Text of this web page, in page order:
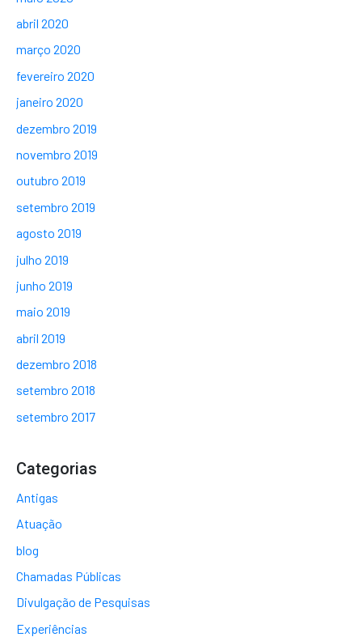
abril 2020
março 2020
fevereiro 2020
janeiro 2020
dezembro 2019
novembro 2019
outubro 2019
setembro 2019
agosto 2019
julho 2019
junho 2019
maio 2019
abril 2019
dezembro 2018
setembro 2018
setembro 2017
Categorias
Antigas
Atuação
blog
Chamadas Públicas
Divulgação de Pesquisas
Experiências